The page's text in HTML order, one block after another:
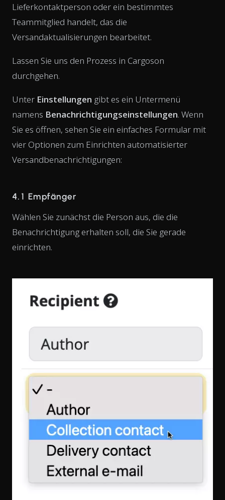
Lieferkontaktperson oder ein bestimmtes
Teammitglied handelt, das die
Versandaktualisierungen bearbeitet.
Lassen Sie uns den Prozess in Cargoson
durchgehen.
Unter Einstellungen gibt es ein Untermenü
namens Benachrichtigungseinstellungen. Wenn
Sie es öffnen, sehen Sie ein einfaches Formular mit
vier Optionen zum Einrichten automatisierter
Versandbenachrichtigungen:
4.1 Empfänger
Wählen Sie zunächst die Person aus, die die
Benachrichtigung erhalten soll, die Sie gerade
einrichten.